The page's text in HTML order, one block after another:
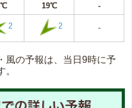
19℃ -
2 2 -
風の予報は、当日9時に予